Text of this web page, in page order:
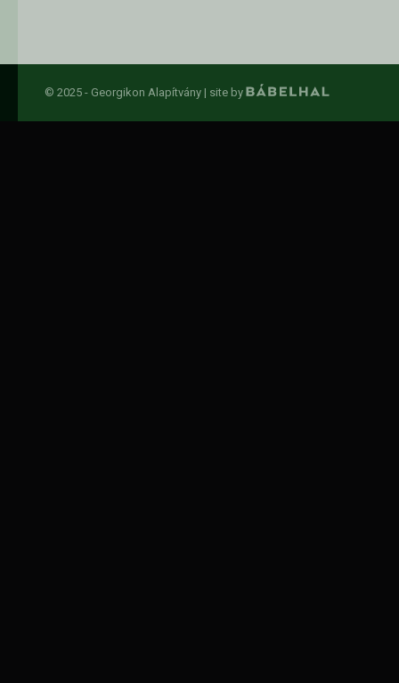
© 2025 - Georgikon Alapítvány | site by